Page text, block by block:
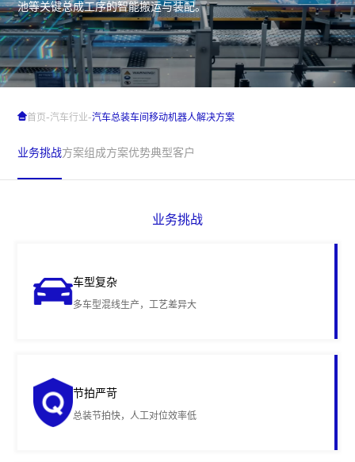
池等关键总成工序的智能搬运与装配。
业务挑战方案组成方案优势典型客户
首页-汽车行业-汽车总装车间移动机器人解决方案
业务挑战
车型复杂
多车型混线生产，工艺差异大
节拍严苛
总装节拍快，人工对位效率低